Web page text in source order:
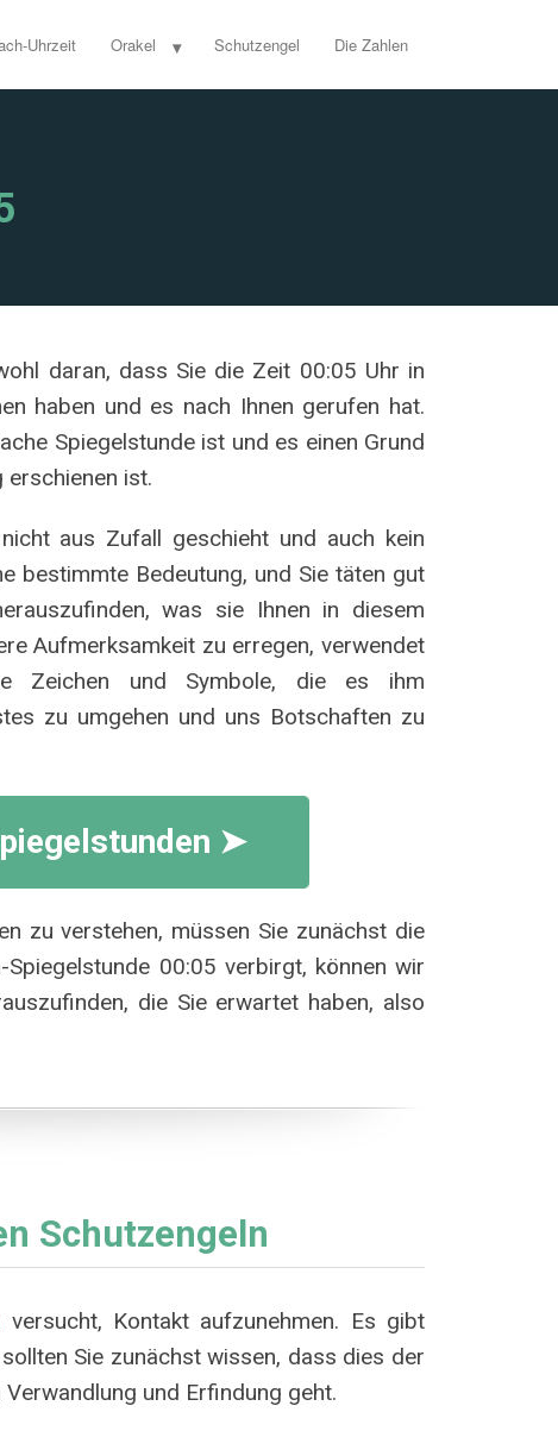
Uhrzeit Orakel Schutzengel Die Zahlen
daran, dass Sie die Zeit 00:05 Uhr in
haben und es nach Ihnen gerufen hat.
Spiegelstunde ist und es einen Grund
ist.
aus Zufall geschieht und auch kein
bestimmte Bedeutung, und Sie täten gut
was sie Ihnen in diesem
Aufmerksamkeit zu erregen, verwendet
Zeichen und Symbole, die es ihm
zu umgehen und uns Botschaften zu
➤
zu verstehen, müssen Sie zunächst die
00:05 verbirgt, können wir
die Sie erwartet haben, also
Schutzengeln
versucht, Kontakt aufzunehmen. Es gibt
Sie zunächst wissen, dass dies der
und Erfindung geht.